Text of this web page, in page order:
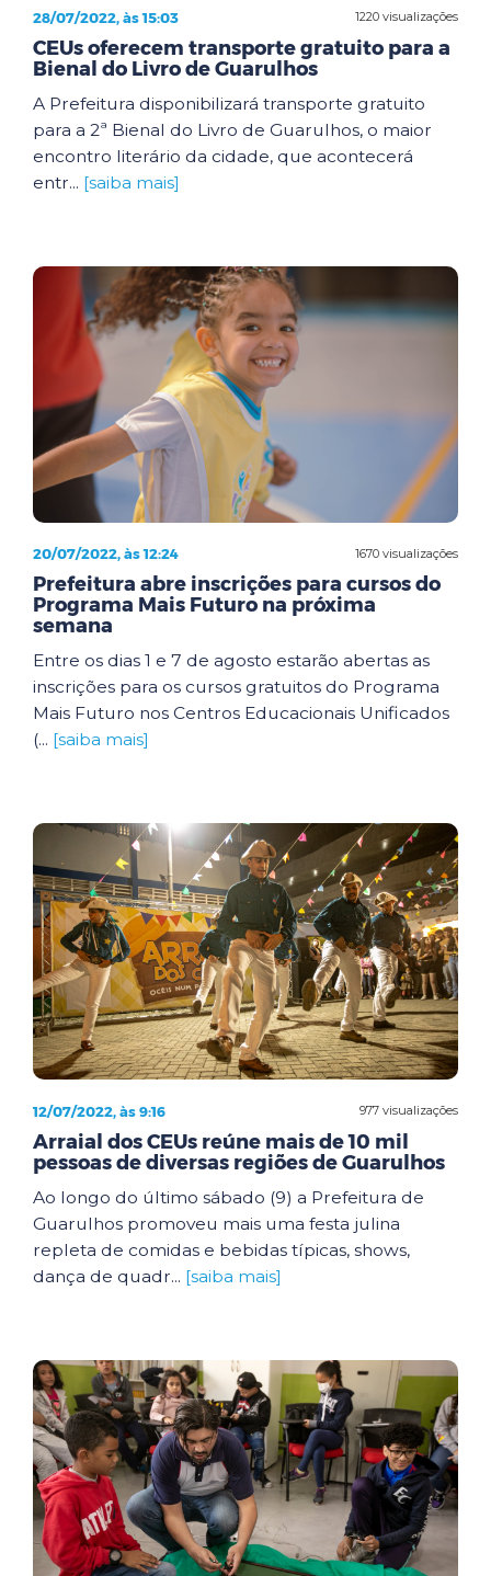
1220 visualizações
28/07/2022, às 15:03
CEUs oferecem transporte gratuito para a
Bienal do Livro de Guarulhos
A Prefeitura disponibilizará transporte gratuito
para a 2ª Bienal do Livro de Guarulhos, o maior
encontro literário da cidade, que acontecerá
entr... [saiba mais]
1670 visualizações
20/07/2022, às 12:24
Prefeitura abre inscrições para cursos do
Programa Mais Futuro na próxima
semana
Entre os dias 1 e 7 de agosto estarão abertas as
inscrições para os cursos gratuitos do Programa
Mais Futuro nos Centros Educacionais Unificados
(... [saiba mais]
977 visualizações
12/07/2022, às 9:16
Arraial dos CEUs reúne mais de 10 mil
pessoas de diversas regiões de Guarulhos
Ao longo do último sábado (9) a Prefeitura de
Guarulhos promoveu mais uma festa julina
repleta de comidas e bebidas típicas, shows,
dança de quadr... [saiba mais]